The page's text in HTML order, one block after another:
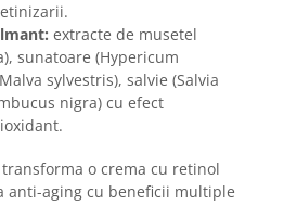
extracte de musetel
sunatoare (Hypericum
sylvestris), salvie (Salvia
nigra) cu efect
o crema cu retinol
anti-aging cu beneficii multiple